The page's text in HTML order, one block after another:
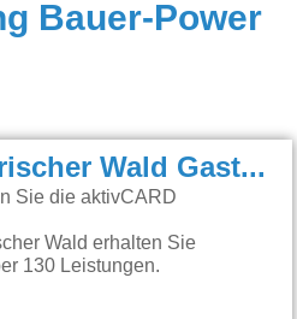
Bauer-Power
aktivCARD Bayerischer Wald Gastgeber:
Sie die aktivCARD
Wald erhalten Sie
130 Leistungen.